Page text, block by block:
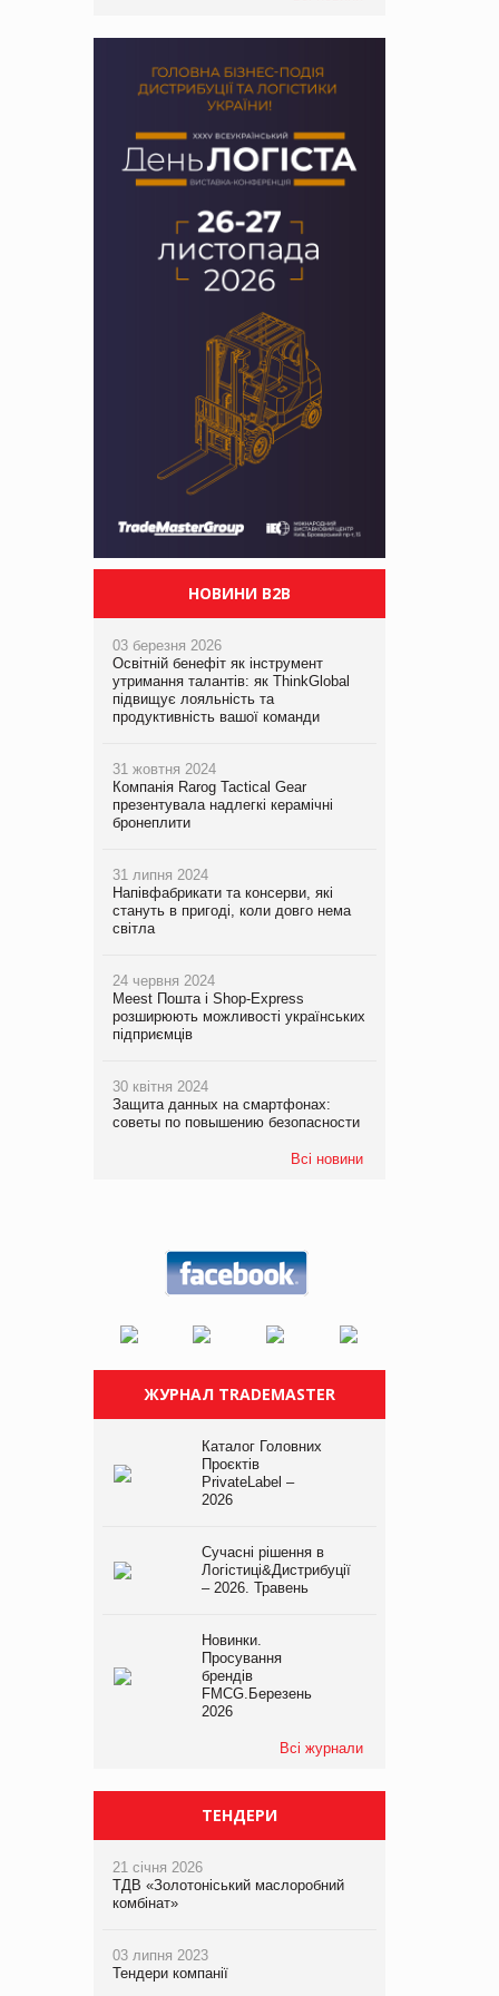
НОВИНИ B2B
03 березня 2026
Освітній бенефіт як інструмент
утримання талантів: як ThinkGlobal
підвищує лояльність та
продуктивність вашої команди
31 жовтня 2024
Компанія Rarog Tactical Gear
презентувала надлегкі керамічні
бронеплити
31 липня 2024
Напівфабрикати та консерви, які
стануть в пригоді, коли довго нема
світла
24 червня 2024
Meest Пошта і Shop-Express
розширюють можливості українських
підприємців
30 квітня 2024
Защита данных на смартфонах:
советы по повышению безопасности
Всі новини
ЖУРНАЛ TRADEMASTER
Каталог Головних
Проєктів
PrivateLabel –
2026
Сучасні рішення в
Логістиці&Дистрибуції
– 2026. Травень
Новинки.
Просування
брендів
FMCG.Березень
2026
Всі журнали
ТЕНДЕРИ
21 січня 2026
ТДВ «Золотоніський маслоробний
комбінат»
03 липня 2023
Тендери компанії